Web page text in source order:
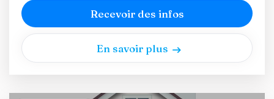
Recevoir des infos
En savoir plus